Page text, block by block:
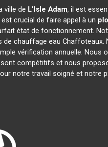
ville de L'Isle Adam, il est
crucial de faire appel à un
état de fonctionnement.
de chauffage eau Chaffoteaux.
vérification annuelle. Nous
compétitifs et nous
notre travail soigné et notre